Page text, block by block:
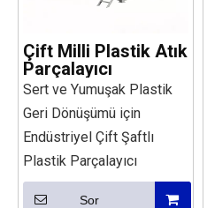
Çift Milli Plastik Atık
Parçalayıcı
Sert ve Yumuşak Plastik
Geri Dönüşümü için
Endüstriyel Çift Şaftlı
Plastik Parçalayıcı
Sor